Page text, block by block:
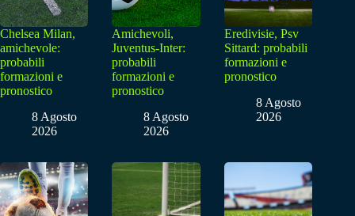
Chelsea Milan,
amichevole:
probabili
formazioni e
pronostico
8 Agosto
2026
Amichevoli,
Juventus-Inter:
probabili
formazioni e
pronostico
8 Agosto
2026
Eredivisie, Psv
Sittard: probabili
formazioni e
pronostico
8 Agosto
2026